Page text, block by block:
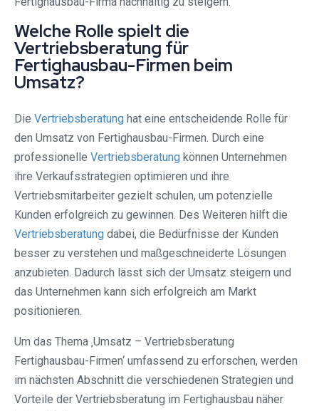
Welche Rolle spielt die
Vertriebsberatung für
Fertighausbau-Firmen beim
Umsatz?
Die Vertriebsberatung hat eine entscheidende Rolle für
den Umsatz von Fertighausbau-Firmen. Durch eine
professionelle Vertriebsberatung können Unternehmen
ihre Verkaufsstrategien optimieren und ihre
Vertriebsmitarbeiter gezielt schulen, um potenzielle
Kunden erfolgreich zu gewinnen. Des Weiteren hilft die
Vertriebsberatung dabei, die Bedürfnisse der Kunden
besser zu verstehen und maßgeschneiderte Lösungen
anzubieten. Dadurch lässt sich der Umsatz steigern und
das Unternehmen kann sich erfolgreich am Markt
positionieren.
Um das Thema ‚Umsatz – Vertriebsberatung
Fertighausbau-Firmen‘ umfassend zu erforschen, werden
im nächsten Abschnitt die verschiedenen Strategien und
Vorteile der Vertriebsberatung im Fertighausbau näher